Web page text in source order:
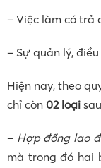
– Việc làm có trả
– Sự quản lý,
Hiện nay, theo
chỉ còn 02 loại
– Hợp đồng lao
mà trong đó hai